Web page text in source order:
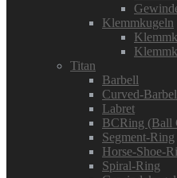
Klemmkugeln
Titan
Barbell
Curved-
Labret
BCRing (Ball
Segment-Ring
Horse-Shoe-
Spiral-Ring